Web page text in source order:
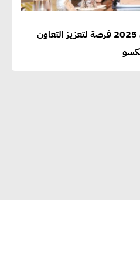
وزير الثقافة: نتطلع أن يكون 2025 فرصة لتعزيز التعاون